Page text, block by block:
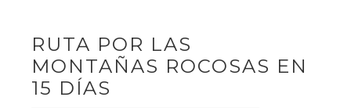
RUTA POR LAS
MONTAÑAS ROCOSAS EN
15 DÍAS